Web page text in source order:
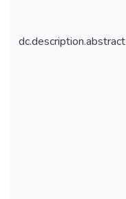
dc.description.abstract